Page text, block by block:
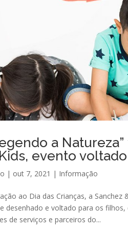
a
evento
| out 7, 2021 | Informação
ao Dia das Crianças, a
desenhado e voltado para os
de serviços e parceiros do...